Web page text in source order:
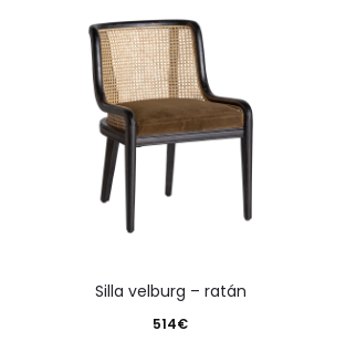
silla velburg – ratán
514€